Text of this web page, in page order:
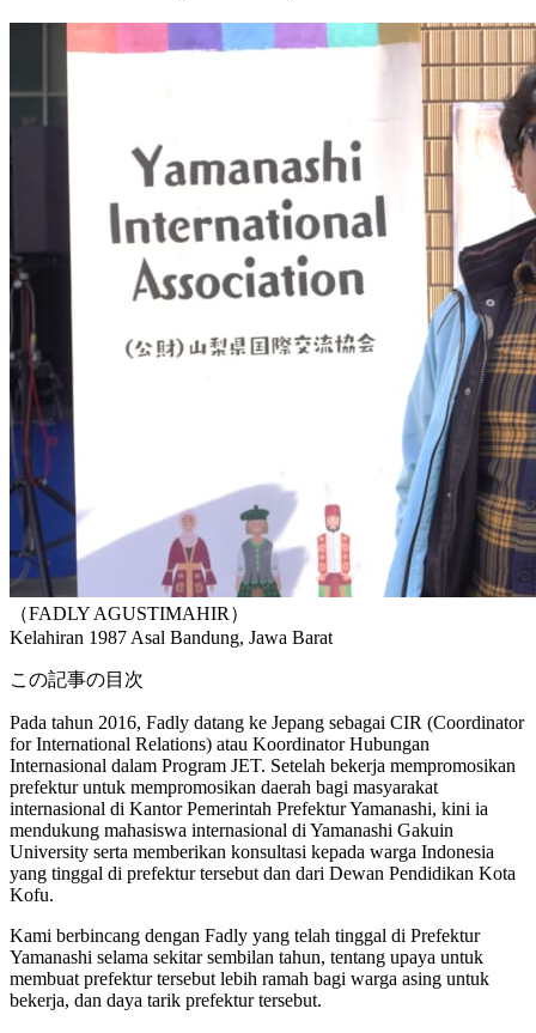
（FADLY AGUSTIMAHIR）
Kelahiran 1987Asal Bandung, Jawa Barat
この記事の目次
Pada tahun 2016, Fadly datang ke Jepang sebagai CIR (Coordinator
for International Relations) atau Koordinator Hubungan
Internasional dalam Program JET. Setelah bekerja mempromosikan
prefektur untuk mempromosikan daerah bagi masyarakat
internasional di Kantor Pemerintah Prefektur Yamanashi, kini ia
mendukung mahasiswa internasional di Yamanashi Gakuin
University serta memberikan konsultasi kepada warga Indonesia
yang tinggal di prefektur tersebut dan dari Dewan Pendidikan Kota
Kofu.
Kami berbincang dengan Fadly yang telah tinggal di Prefektur
Yamanashi selama sekitar sembilan tahun, tentang upaya untuk
membuat prefektur tersebut lebih ramah bagi warga asing untuk
bekerja, dan daya tarik prefektur tersebut.